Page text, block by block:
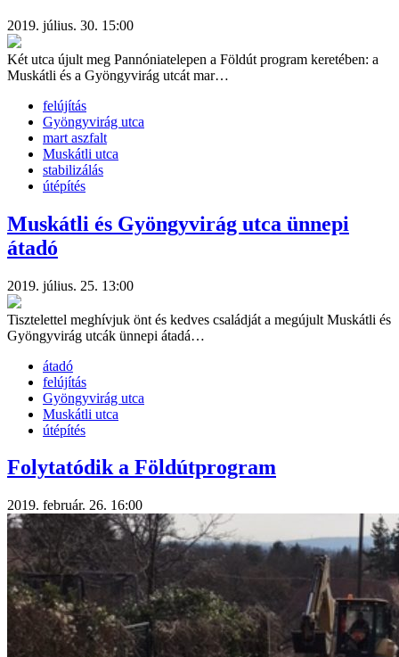
2019. július. 30. 15:00
Két utca újult meg Pannóniatelepen a Földút program keretében: a
Muskátli és a Gyöngyvirág utcát mar…
felújítás
Gyöngyvirág utca
mart aszfalt
Muskátli utca
stabilizálás
útépítés
Muskátli és Gyöngyvirág utca ünnepi
átadó
2019. július. 25. 13:00
Tisztelettel meghívjuk önt és kedves családját a megújult Muskátli és
Gyöngyvirág utcák ünnepi átadá…
átadó
felújítás
Gyöngyvirág utca
Muskátli utca
útépítés
Folytatódik a Földútprogram
2019. február. 26. 16:00